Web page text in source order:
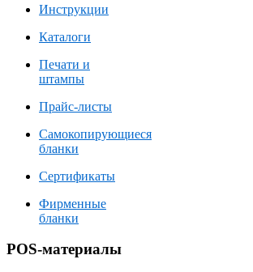
Инструкции
Каталоги
Печати и
штампы
Прайс-листы
Самокопирующиеся
бланки
Сертификаты
Фирменные
бланки
POS-материалы